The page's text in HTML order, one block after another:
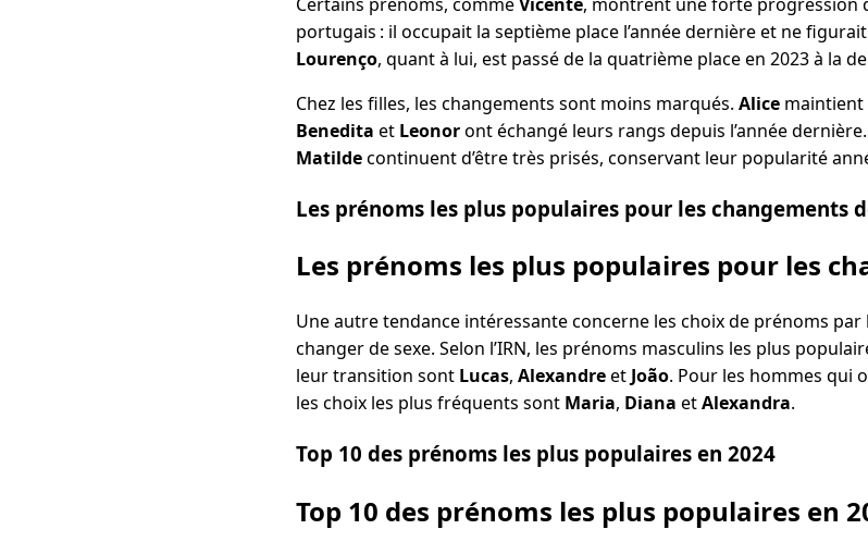
portugais : il occupait la septième place l’année dernière et ne
Lourenço, quant à lui, est passé de la quatrième place en 2023 à la
Chez les filles, les changements sont moins marqués. Alice maintient
Benedita et Leonoront échangé leurs rangs depuis l’année
Matildecontinuent d’être très prisés, conservant leur popularité
Les prénoms les plus populaires pour les changements
Les prénoms les plus populaires pour les
Une autre tendance intéressante concerne les choix de prénoms
changer de sexe. Selon l’IRN, les prénoms masculins les plus
leur transition sont Lucas, Alexandreet João. Pour les hommes qui
les choix les plus fréquents sont Maria, Diana etAlexandra.
Top 10 des prénoms les plus populaires en 2024
Top 10 des prénoms les plus populaires en